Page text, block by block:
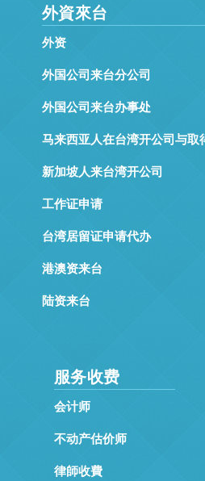
外資來台
外资
外国公司来台分公司
外国公司来台办事处
马来西亚人在台湾开公司与取
新加坡人来台湾开公司
工作证申请
台湾居留证申请代办
港澳资来台
陆资来台
服务收费
会计师
不动产估价师
律師收費